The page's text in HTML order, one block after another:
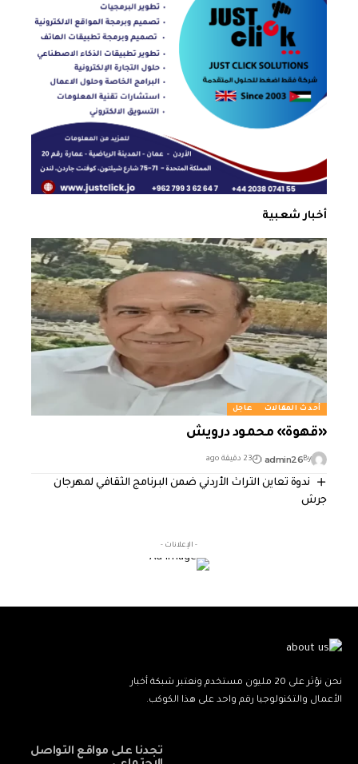
أخبار شعبية
أحدث المقالات عاجل
«قهوة» محمود درويش
By
admin26 23 دقيقة ago
ندوة تعاين التراث الأردني ضمن البرنامج الثقافي لمهرجان
جرش
- الإعلانات -
نحن نؤثر على 20 مليون مستخدم ونعتبر شبكة أخبار
الأعمال والتكنولوجيا رقم واحد على هذا الكوكب.
تجدنا على مواقع التواصل